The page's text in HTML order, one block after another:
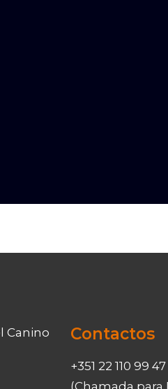
Contactos
+351 22 110 99 47
(Chamada para